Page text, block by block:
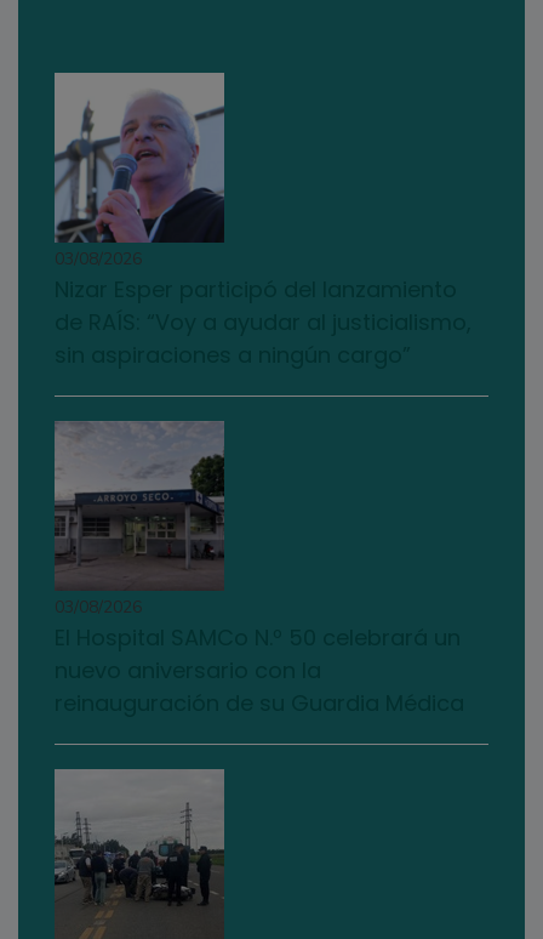
03/08/2026
03/08/2026